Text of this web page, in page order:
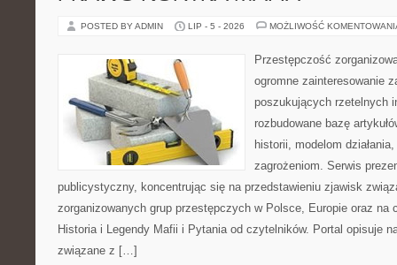
POSTED BY ADMIN LIP - 5 - 2026 MOŻLIWOŚĆ
Przestępczość
ogromne zainteresowanie
poszukujących rzetelnych
rozbudowane bazę
historii, modelom
zagrożeniom. Serwis
publicystyczny, koncentrując się na przedstawieniu zjawisk
zorganizowanych grup przestępczych w Polsce, Europie oraz na
Historia i Legendy Mafii i Pytania od czytelników. Portal opisuje
związane z […]